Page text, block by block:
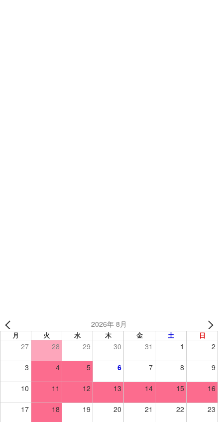
2026年 8月
月 火 水 木 金 土 日
27 28 29 30 31 1 2
3 4 5 6 7 8 9
10 11 12 13 14 15 16
17 18 19 20 21 22 23